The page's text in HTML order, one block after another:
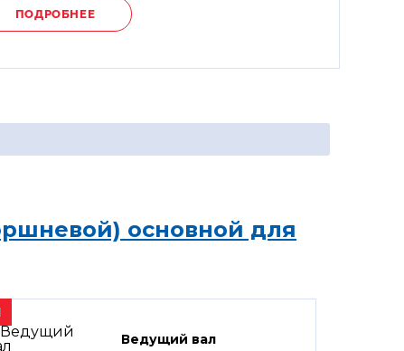
ПОДРОБНЕЕ
основной для
Ведущий вал